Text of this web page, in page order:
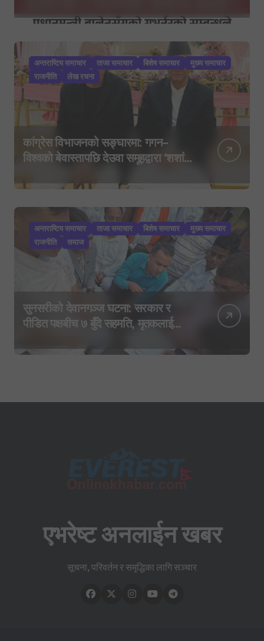
अन्तराष्टिय समाचार ताजा समाचार बिशेष समाचार
मुख्य समाचार
राजनीति
लेख रचना
कांग्रेस विभाजनको सङ्घारमा: गगन–
विश्वको बेवास्तापछि देउवा समूहद्वारा ‘शशांक
यात्राको घोषणा तयारी!
अन्तराष्टिय समाचार ताजा समाचार बिशेष समाचार
मुख्य समाचार
राजनीति
समाज
सुनसरीको देवानगञ्ज घटना: सरकार र
पीडित पक्षबीच ७ बुँदे सहमति, मृतकलाई
एभरेष्ट अनलाईन खबर
सूचना, परिवर्तन र समृद्धिका लागि सञ्चार